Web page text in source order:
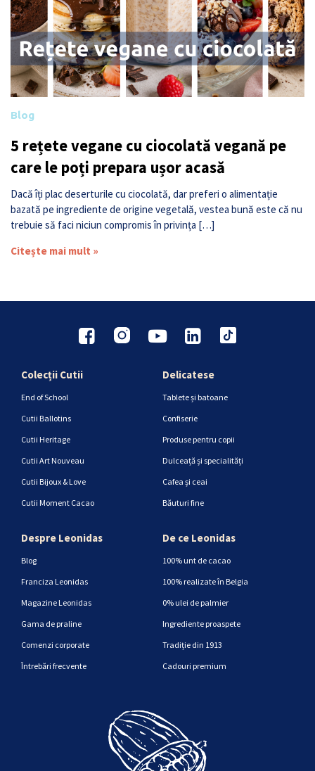
Blog
5 rețete vegane cu ciocolată vegană pe
care le poți prepara ușor acasă
Dacă îți plac deserturile cu ciocolată, dar preferi o alimentație
bazată pe ingrediente de origine vegetală, vestea bună este că nu
trebuie să faci niciun compromis în privința […]
Citește mai mult »
Colecții Cutii
End of School
Cutii Ballotins
Cutii Heritage
Cutii Art Nouveau
Cutii Bijoux & Love
Cutii Moment Cacao
Delicatese
Tablete și batoane
Confiserie
Produse pentru copii
Dulceață și specialități
Cafea și ceai
Băuturi fine
Despre Leonidas
Blog
Franciza Leonidas
Magazine Leonidas
Gama de praline
Comenzi corporate
Întrebări frecvente
De ce Leonidas
100% unt de cacao
100% realizate în Belgia
0% ulei de palmier
Ingrediente proaspete
Tradiție din 1913
Cadouri premium